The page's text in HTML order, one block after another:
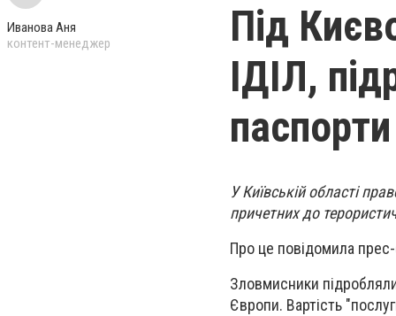
Иванова Аня
контент-менеджер
Під
ІДІЛ,
паспорти
У Київській області
причетних до
Про це повідомила
Зловмисники
Європи. Вартість